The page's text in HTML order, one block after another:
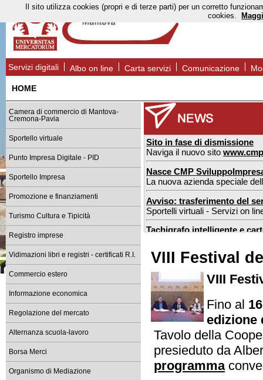
Servizi digitali Albo on line Carta servizi Comunicazione
HOME
Camera di commercio di Mantova-
Cremona-Pavia
Sportello virtuale
Punto Impresa Digitale - PID
Sportello Impresa
Promozione e finanziamenti
Turismo Cultura e Tipicità
Registro imprese
Vidimazioni libri e registri - certificati R.I.
Commercio estero
Informazione economica
Regolazione del mercato
Alternanza scuola-lavoro
Borsa Merci
Organismo di Mediazione
Sito in fase di dismissione
Naviga il nuovo sito
Nasce CMP
La nuova azienda speciale
Avviso: trasferimento del
Sportelli virtuali - Servizi on
Tachigrafo intelligente e
Sportello estero Mantova:
Registro Imprese sede di
tempi di lavorazione delle
Bandi e contributi per le
Scopri i bandi della Camera
Comunicati stampa ed
Resta informato sulle
Scopri l'ultimo numero di
VIII Festival
VIII
Fino al
edizione
Tavolo della
presieduto da
programma
Il sito utilizza cookies (propri e di terze parti) per un corretto
cookies.